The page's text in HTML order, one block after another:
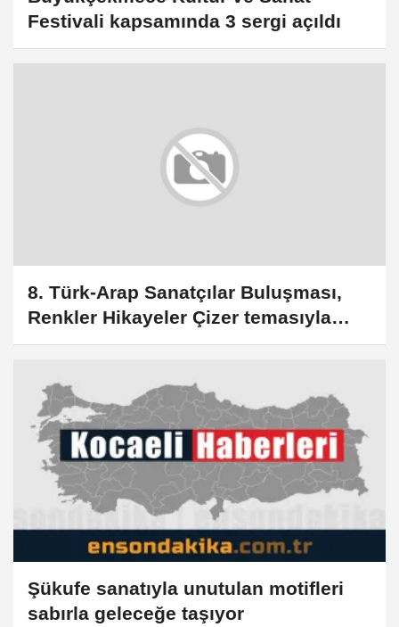
Festivali kapsamında 3 sergi açıldı
8. Türk-Arap Sanatçılar Buluşması,
Renkler Hikayeler Çizer temasıyla
Rami Kütüphanesi'nde başladı
Şükufe sanatıyla unutulan motifleri
sabırla geleceğe taşıyor